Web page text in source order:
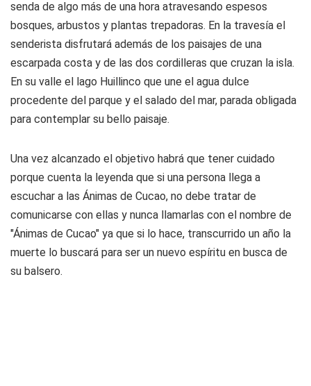
senda de algo más de una hora atravesando espesos
bosques, arbustos y plantas trepadoras. En la travesía el
senderista disfrutará además de los paisajes de una
escarpada costa y de las dos cordilleras que cruzan la isla.
En su valle el lago Huillinco que une el agua dulce
procedente del parque y el salado del mar, parada obligada
para contemplar su bello paisaje.
Una vez alcanzado el objetivo habrá que tener cuidado
porque cuenta la leyenda que si una persona llega a
escuchar a las Ánimas de Cucao, no debe tratar de
comunicarse con ellas y nunca llamarlas con el nombre de
"Ánimas de Cucao" ya que si lo hace, transcurrido un año la
muerte lo buscará para ser un nuevo espíritu en busca de
su balsero.